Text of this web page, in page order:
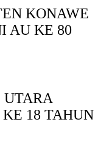
KONAWE
AU KE 80
UTARA
18 TAHUN